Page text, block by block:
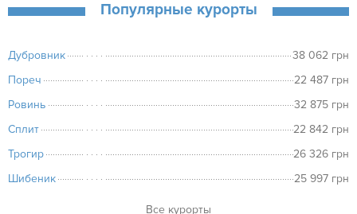
Популярные курорты
Дубровник
38 062 грн
Пореч
22 487 грн
Ровинь
32 875 грн
Сплит
22 842 грн
Трогир
26 326 грн
Шибеник
25 997 грн
курорты